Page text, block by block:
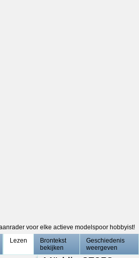
voor elke actieve modelspoor hobbyist!
Lezen
Brontekst
bekijken
Geschiedenis
weergeven